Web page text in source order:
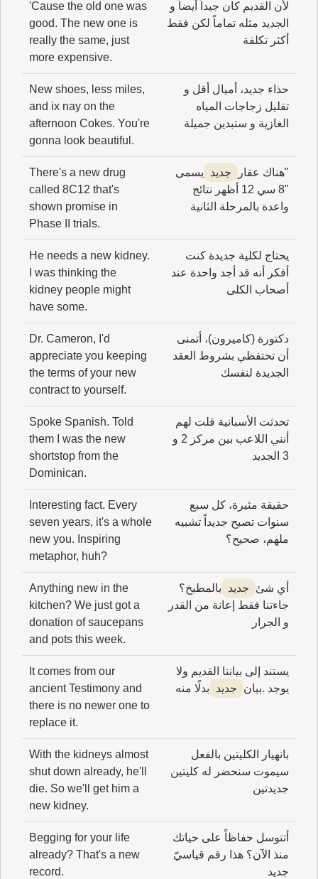
لأن القديم كان جيداً أيضاً و
الجديد مثله تماماً لكن فقط
أكثر تكلفة
'Cause the old one was
good. The new one is
really the same, just
more expensive.
حذاء جديد، أميال أقل و
تقليل زجاجات المياه
الغازية و ستبدين جميلة
New shoes, less miles,
and ix nay on the
afternoon Cokes. You're
gonna look beautiful.
"هناك عقار جديد
يسمى
"8 سي 12 أظهر نتائج
واعدة بالمرحلة الثانية
There's a new drug
called 8C12 that's
shown promise in
Phase II trials.
يحتاج لكلية جديدة كنت
أفكر أنه قد أجد واحدة عند
أصحاب الكلى
He needs a new kidney.
I was thinking the
kidney people might
have some.
دكتورة (كاميرون)، أتمنى
أن تحتفظي بشروط العقد
الجديدة لنفسك
Dr. Cameron, I'd
appreciate you keeping
the terms of your new
contract to yourself.
تحدثت الأسبانية قلت لهم
أنني اللاعب بين مركز 2 و
3 الجديد
Spoke Spanish. Told
them I was the new
shortstop from the
Dominican.
حقيقة مثيرة، كل سبع
سنوات تصبح جديداً تشبيه
ملهم، صحيح؟
Interesting fact. Every
seven years, it's a whole
new you. Inspiring
metaphor, huh?
أي شئ جديد
بالمطبخ؟
جاءتنا فقط إعانة من القدر
و الجرار
Anything new in the
kitchen? We just got a
donation of saucepans
and pots this week.
يستند إلى بياننا القديم ولا
يوجد .بيان
جديد بدلًا منه
It comes from our
ancient Testimony and
there is no newer one to
replace it.
بانهيار الكليتين بالفعل
سيموت سنحضر له كليتين
جديدتين
With the kidneys almost
shut down already, he'll
die. So we'll get him a
new kidney.
أتتوسل حفاظاً على حياتك
منذ الآن؟ هذا رقم قياسيّ
جديد
Begging for your life
already? That's a new
record.